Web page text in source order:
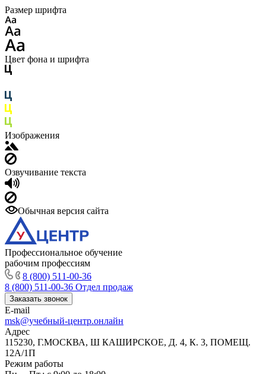
Размер шрифта
Цвет фона и шрифта
Изображения
Озвучивание текста
Обычная версия сайта
Профессиональное обучение
рабочим профессиям
8 (800) 511-00-36
8 (800) 511-00-36 Отдел продаж
Заказать звонок
E-mail
msk@учебный-центр.онлайн
Адрес
115230, Г.МОСКВА, Ш КАШИРСКОЕ, Д. 4, К. 3, ПОМЕЩ.
12А/1П
Режим работы